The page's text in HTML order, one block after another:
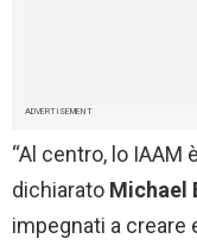
ADVERTISEMENT
“Al centro, lo IAAM
dichiarato Michael
impegnati a creare